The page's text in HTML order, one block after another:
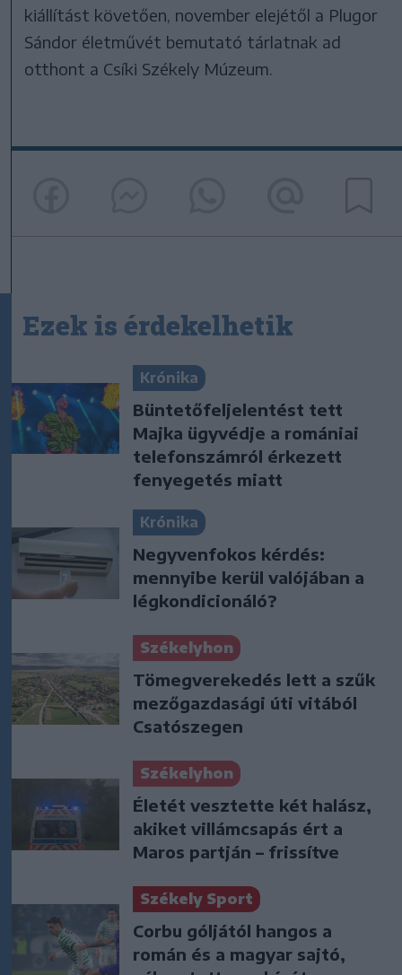
kiállítást követően, november elejétől a Plugor
Sándor életművét bemutató tárlatnak ad
otthont a Csíki Székely Múzeum.
Ezek is érdekelhetik
Krónika
Büntetőfeljelentést tett
Majka ügyvédje a romániai
telefonszámról érkezett
fenyegetés miatt
Krónika
Negyvenfokos kérdés:
mennyibe kerül valójában a
légkondicionáló?
Székelyhon
Tömegverekedés lett a szűk
mezőgazdasági úti vitából
Csatószegen
Székelyhon
Életét vesztette két halász,
akiket villámcsapás ért a
Maros partján – frissítve
Székely Sport
Corbu góljától hangos a
román és a magyar sajtó,